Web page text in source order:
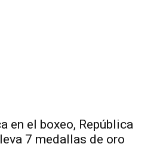
en el boxeo, República
7 medallas de oro